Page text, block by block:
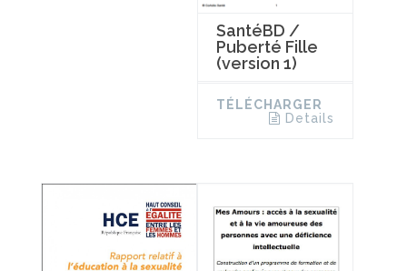
SantéBD /
Puberté Fille
(version 1)
TÉLÉCHARGER
Details